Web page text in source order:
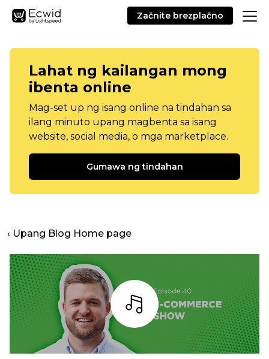
Začnite brezplačno
Lahat ng kailangan mong
ibenta online
Mag-set up ng isang online na tindahan sa
ilang minuto upang magbenta sa isang
website, social media, o mga marketplace.
Gumawa ng tindahan
‹ Upang Blog Home page
Bar